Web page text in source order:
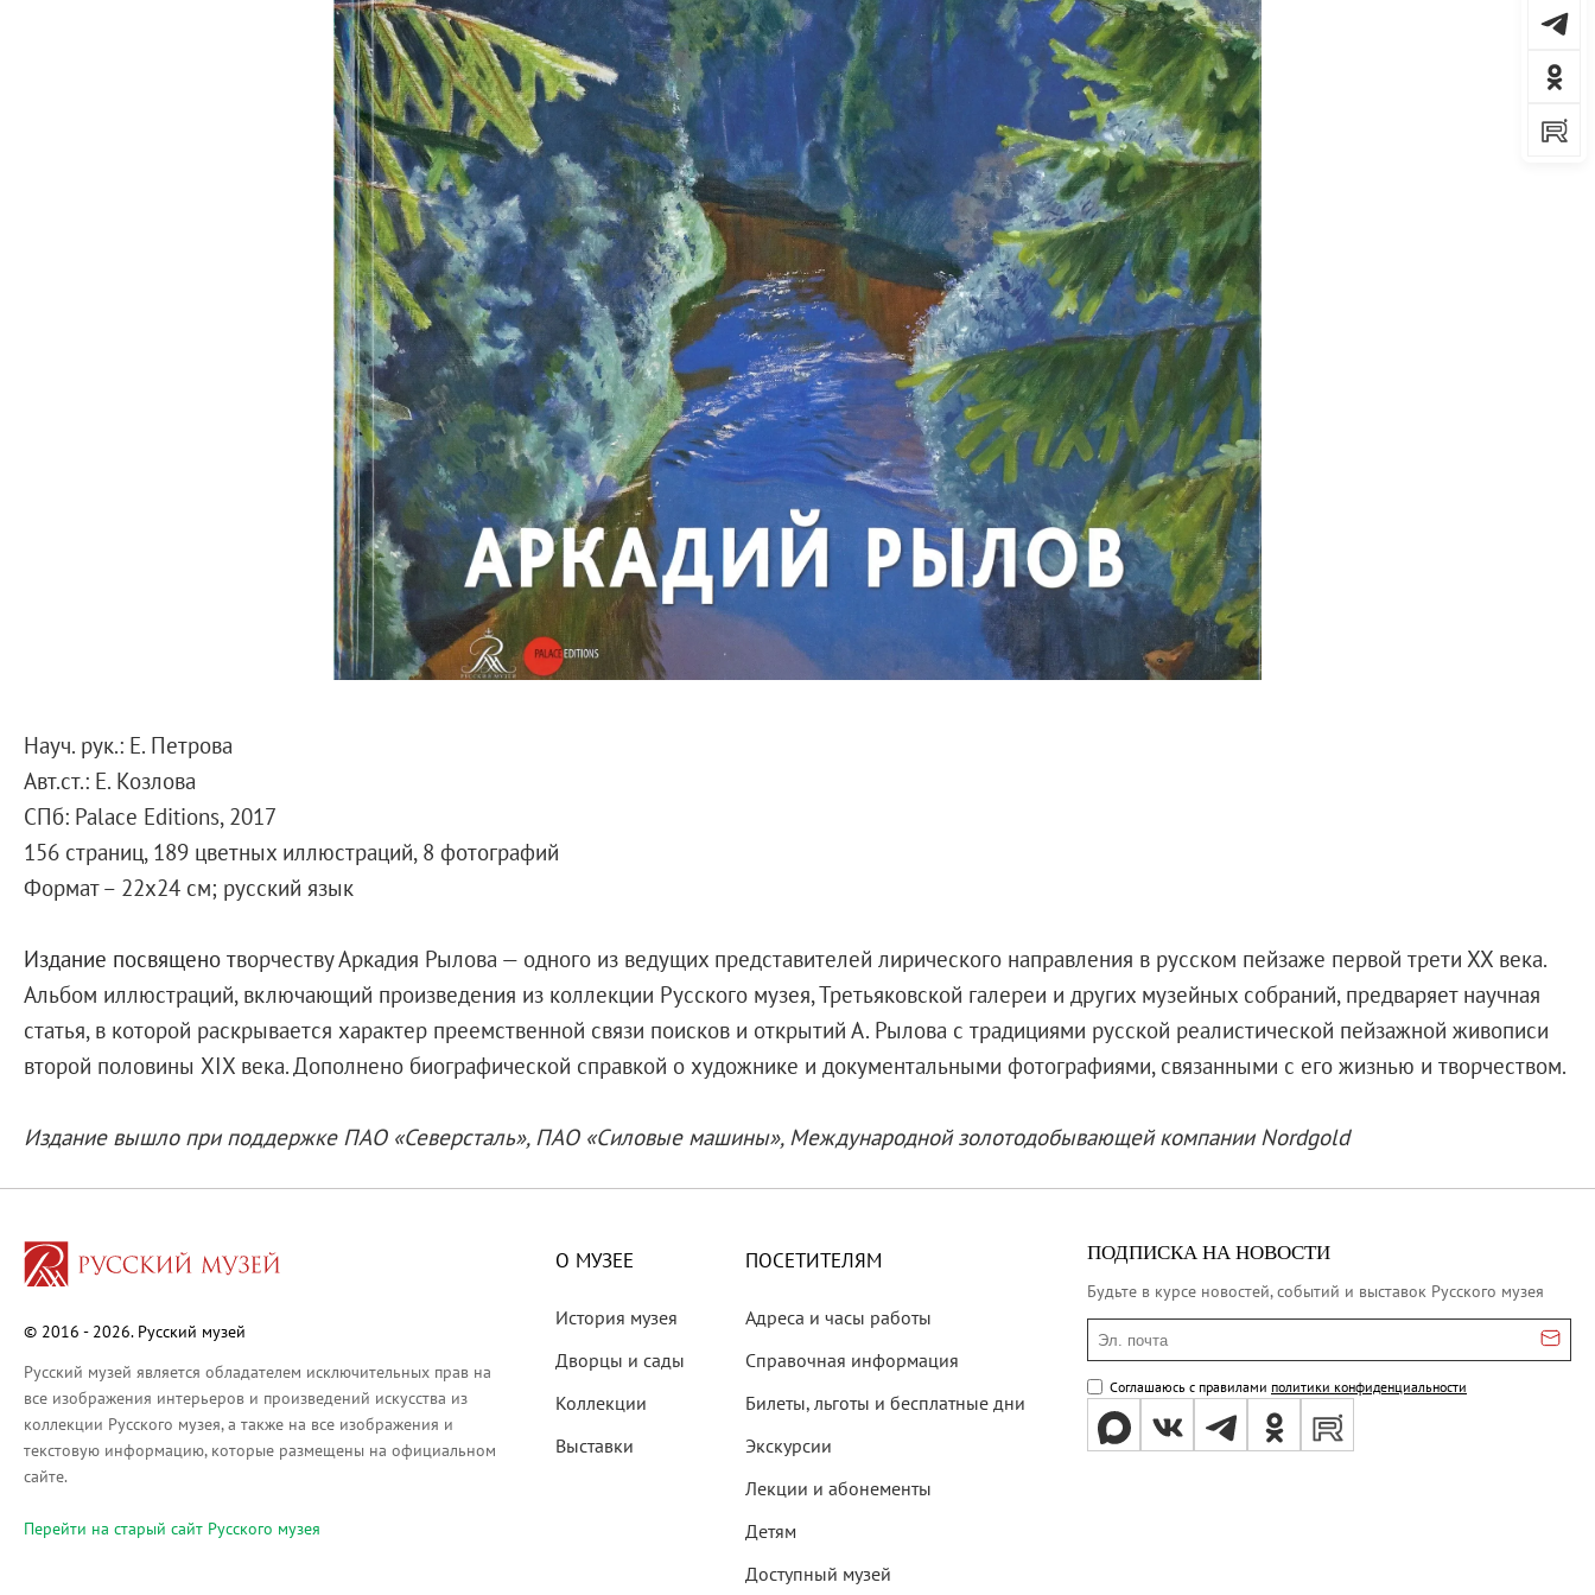
Русское искусство второй половины XIX века
Русское народное искусство XVII-XXI веков
Степан Эрьзя – скульптор мира. К 150-летию со дня рождения
Эпоха Императора Александра III и её наследие
Архип Куинджи. Иллюзия света
Фёдор Васильев. К 175-летию со дня рождения
О билетах, льготах и услугах
Правила покупки и возврата билетов
Правила посещения музея
Экскурсии
Лекции и абонементы
Лекторий
Лекции
Абонементы
Программы и мероприятия
Социально-культурные проекты
Для СМИ
О Музее
Генеральный директор
Михайловский дворец
Корпус Бенуа
Михайловский (Инженерный) замок
Строгановский дворец
Домик Петра I
Летний дворец Петра I
Михайловский сад
Науч. рук.: Е. Петрова
Авт.ст.: Е. Козлова
СПб: Palace Editions, 2017
156 страниц, 189 цветных иллюстраций, 8 фотографий
Формат – 22х24 см; русский язык
Издание посвящено творчеству Аркадия Рылова — одного из ведущих представителей лирического направления в русском пейзаже первой трети ХХ века.
Альбом иллюстраций, включающий произведения из коллекции Русского музея, Третьяковской галереи и других музейных собраний, предваряет научная
статья, в которой раскрывается характер преемственной связи поисков и открытий А. Рылова с традициями русской реалистической пейзажной живописи
второй половины XIX века. Дополнено биографической справкой о художнике и документальными фотографиями, связанными с его жизнью и творчеством.
Издание вышло при поддержке ПАО «Северсталь», ПАО «Силовые машины», Международной золотодобывающей компании Nordgold
© 2016 - 2026. Русский музей
Русский музей является обладателем исключительных прав на
все изображения интерьеров и произведений искусства из
коллекции Русского музея, а также на все изображения и
текстовую информацию, которые размещены на официальном
сайте.
Перейти на cтарый сайт Русского музея
О МУЗЕЕ
История музея
Дворцы и сады
Коллекции
Выставки
ПОСЕТИТЕЛЯМ
Адреса и часы работы
Справочная информация
Билеты, льготы и бесплатные дни
Экскурсии
Лекции и абонементы
Детям
Доступный музей
ПОДПИСКА НА НОВОСТИ
Будьте в курсе новостей, событий и выставок Русского музея
Эл. почта
Соглашаюсь с правилами политики конфиденциальности